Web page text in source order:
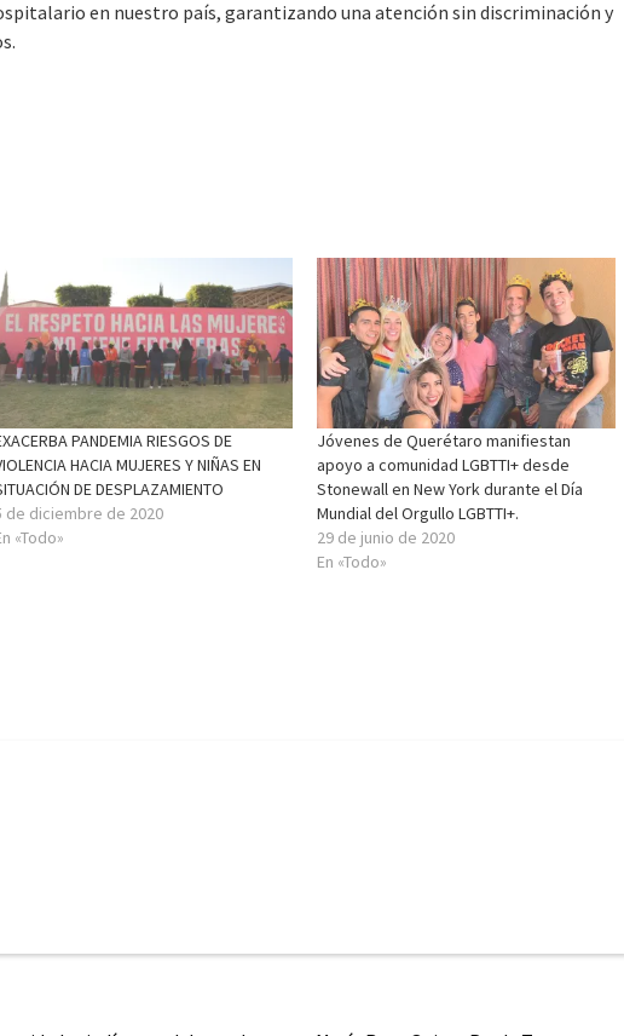
en nuestro país, garantizando una atención sin discriminación y
PANDEMIA RIESGOS DE
HACIA MUJERES Y NIÑAS EN
DE DESPLAZAMIENTO
de diciembre de 2020
«Todo»
Jóvenes de Querétaro manifiestan
apoyo a comunidad LGBTTI+ desde
Stonewall en New York durante el Día
Mundial del Orgullo LGBTTI+.
29 de junio de 2020
En «Todo»